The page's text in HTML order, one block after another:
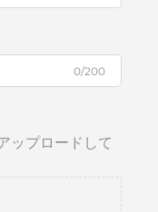
0/200
ップロードして